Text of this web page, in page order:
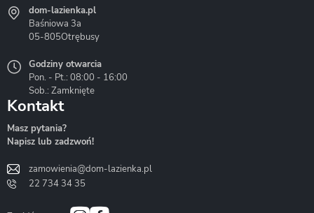
Hydrostop
Liveno
dom-lazienka.pl
Baśniowa 3a
05-805Otrębusy
Godziny otwarcia
Pon. - Pt.: 08:00 - 16:00
Sob.: Zamknięte
Kontakt
Masz pytania?
Napisz lub zadzwoń!
zamowienia@dom-lazienka.pl
22 734 34 35